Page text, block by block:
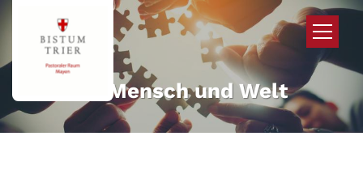
Zum Inhalt springen
Mehr für Mensch und Welt